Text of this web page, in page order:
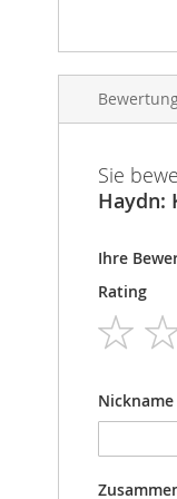
Sie
Haydn:
Ihre
Rating
1
star
Nickname